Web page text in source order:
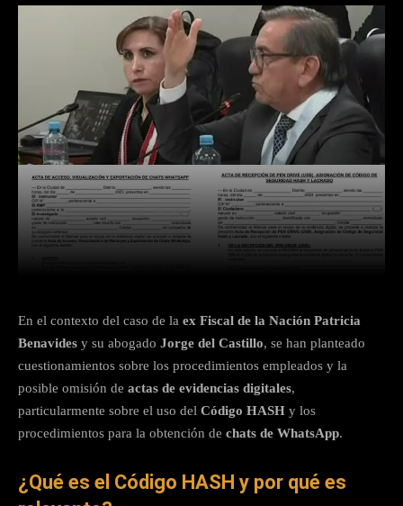
Twitter WhatsApp
En el contexto del caso de la ex Fiscal de la Nación Patricia
Benavides y su abogado Jorge del Castillo, se han planteado
cuestionamientos sobre los procedimientos empleados y la
posible omisión de actas de evidencias digitales,
particularmente sobre el uso del Código HASH y los
procedimientos para la obtención de chats de WhatsApp.
¿Qué es el Código HASH y por qué es